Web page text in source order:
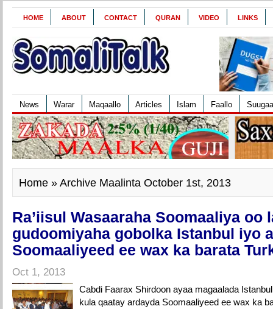
HOME ABOUT CONTACT QURAN VIDEO LINKS
News Warar Maqaallo Articles Islam Faallo
Home » Archive Maalinta October 1st, 2013
Ra’iisul Wasaaraha Soomaaliya oo
gudoomiyaha gobolka Istanbul iyo
Soomaaliyeed ee wax ka barata
Oct 1, 2013
Cabdi Faarax Shirdoon ayaa magaalada
kula qaatay ardayda Soomaaliyeed ee wax ka